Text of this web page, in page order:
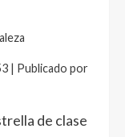
| Publicado por
de clase